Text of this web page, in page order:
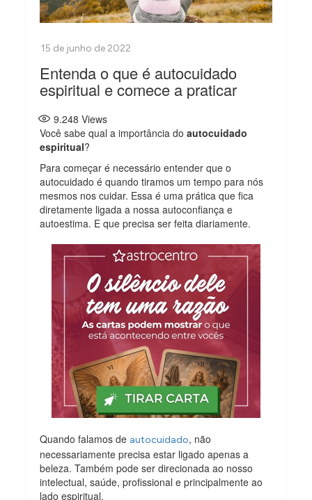
Entenda o que é autocuidado
espiritual e comece a praticar
9.248 Views
Você sabe qual a importância doautocuidado
espiritual?
Para começar é necessário entender que o
autocuidado é quando tiramos um tempo para nós
mesmos nos cuidar. Essa é uma prática que fica
diretamente ligada a nossa autoconfiança e
autoestima. E que precisa ser feita diariamente.
Quando falamos de autocuidado, não
necessariamente precisa estar ligado apenas a
beleza. Também pode ser direcionada ao nosso
intelectual, saúde, profissional e principalmente ao
lado espiritual.